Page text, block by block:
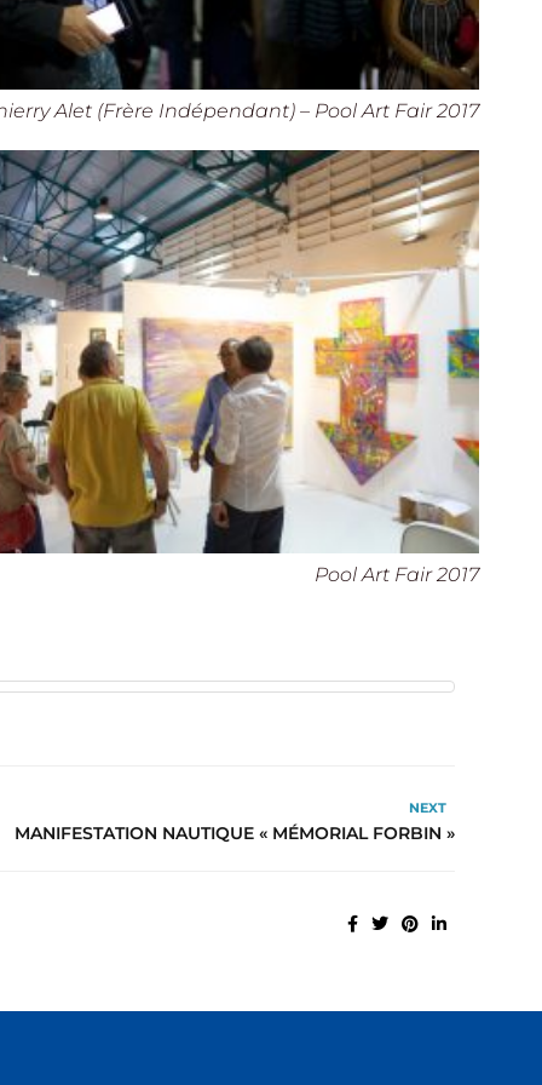
Alet (Frère Indépendant) – Pool Art Fair 2017
Pool Art Fair 2017
NEXT
MANIFESTATION NAUTIQUE « MÉMORIAL FORBIN »